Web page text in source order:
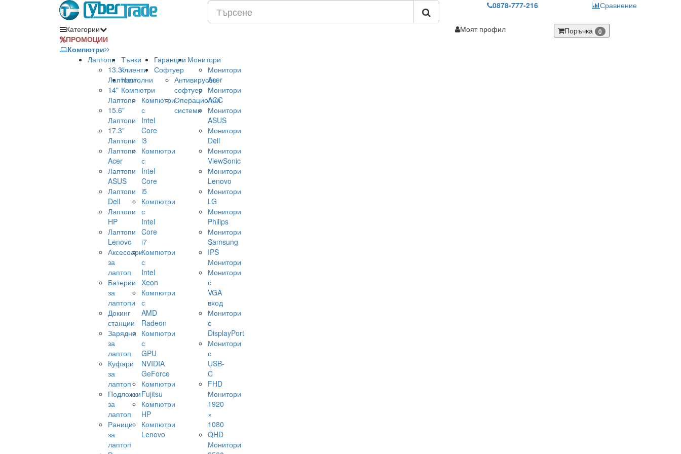
0878-777-216 Сравнение
Категории
ПРОМОЦИИ
Компютри
Лаптопи
13.3"
Лаптопи
14"
Лаптопи
15.6"
Лаптопи
17.3"
Лаптопи
Лаптопи
Acer
Лаптопи
ASUS
Лаптопи
Dell
Лаптопи
HP
Лаптопи
Lenovo
Аксесоари
за
лаптоп
Батерии
за
лаптопи
Докинг
станции
Зарядни
за
лаптоп
Куфари
за
лаптоп
Подложки
за
лаптоп
Раници
за
лаптоп
Тънки
клиенти
Настолни
Компютри
Компютри
с
Intel
Core
i3
Компютри
с
Intel
Core
i5
Компютри
с
Intel
Core
i7
Компютри
с
Intel
Xeon
Компютри
с
AMD
Radeon
Компютри
с
GPU
NVIDIA
GeForce
Компютри
Fujitsu
Компютри
HP
Компютри
Lenovo
Гаранции
Софтуер
Антивирусен
софтуер
Операционни
системи
Монитори
Монитори
Acer
Монитори
AOC
Монитори
ASUS
Монитори
Dell
Монитори
ViewSonic
Монитори
Lenovo
Монитори
LG
Монитори
Philips
Монитори
Samsung
IPS
Монитори
Монитори
с
VGA
вход
Монитори
с
DisplayPort
Монитори
с
USB-
C
FHD
Монитори
1920
×
1080
QHD
Монитори
Моят профил Поръчка 0